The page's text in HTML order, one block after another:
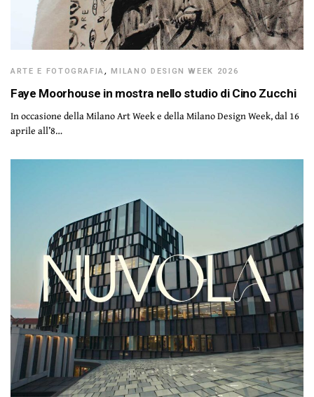
ARTE E FOTOGRAFIA,MILANO DESIGN WEEK 2026
Faye Moorhouse in mostra nello studio di Cino Zucchi
In occasione della Milano Art Week e della Milano Design Week, dal 16
aprile all’8…